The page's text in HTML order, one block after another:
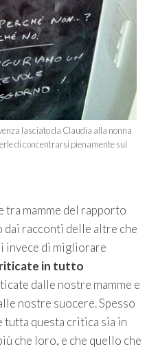
lasciato da Claudia alla nonna
di concentrarsi pienamente sul
tra mamme del rapporto
racconti delle altre che
invece di migliorare
in tutto
dalle nostre mamme e
nostre suocere. Spesso
tutta questa critica sia in
che loro, e che quello che